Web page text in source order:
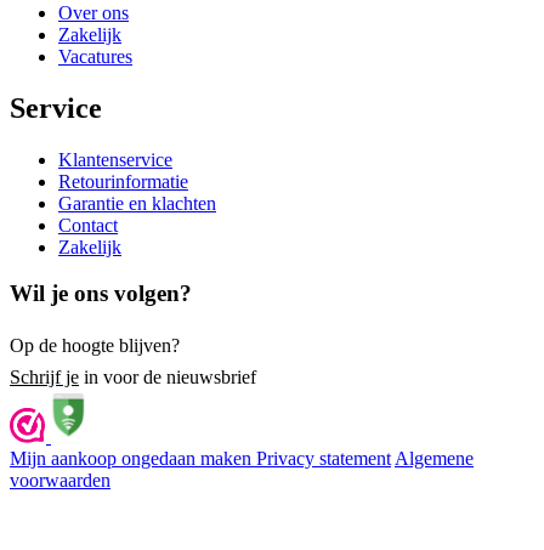
Over ons
Zakelijk
Vacatures
Service
Klantenservice
Retourinformatie
Garantie en klachten
Contact
Zakelijk
Wil je ons volgen?
Op de hoogte blijven?
Schrijf je in voor de nieuwsbrief
Mijn aankoop ongedaan maken Privacy statement Algemene
voorwaarden